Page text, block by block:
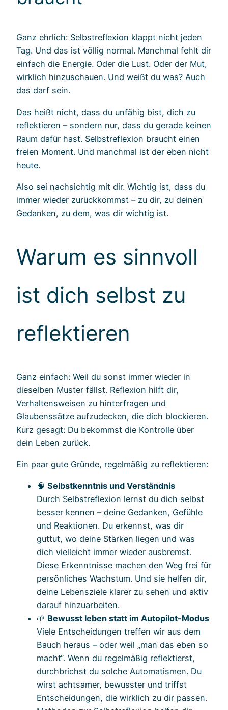
Ganz ehrlich: Selbstreflexion klappt nicht jeden
Tag. Und das ist völlig normal. Manchmal fehlt dir
einfach die Energie. Oder die Lust. Oder der Mut,
wirklich hinzuschauen. Und weißt du was? Auch
das darf sein.
Das heißt nicht, dass du unfähig bist, dich zu
reflektieren – sondern nur, dass du gerade keinen
Raum dafür hast. Selbstreflexion braucht einen
freien Moment. Und manchmal ist der eben nicht
heute.
Also sei nachsichtig mit dir. Wichtig ist, dass du
immer wieder zurückkommst – zu dir, zu deinen
Gedanken, zu dem, was dir wichtig ist.
Warum es sinnvoll
ist dich selbst zu
reflektieren
Ganz einfach: Weil du sonst immer wieder in
dieselben Muster fällst. Reflexion hilft dir,
Verhaltensweisen zu hinterfragen und
Glaubenssätze aufzudecken, die dich blockieren.
Kurz gesagt: Du bekommst die Kontrolle über
dein Leben zurück.
Ein paar gute Gründe, regelmäßig zu reflektieren:
🧠 Selbstkenntnis und Verständnis
Durch Selbstreflexion lernst du dich selbst
besser kennen – deine Gedanken, Gefühle
und Reaktionen. Du erkennst, was dir
guttut, wo deine Stärken liegen und was
dich vielleicht immer wieder ausbremst.
Diese Erkenntnisse machen den Weg frei für
persönliches Wachstum. Und sie helfen dir,
deine Lebensziele klarer zu sehen und aktiv
darauf hinzuarbeiten.
🌱 Bewusst leben statt im Autopilot-Modus
Viele Entscheidungen treffen wir aus dem
Bauch heraus – oder weil „man das eben so
macht“. Wenn du regelmäßig reflektierst,
durchbrichst du solche Automatismen. Du
wirst achtsamer, bewusster und triffst
Entscheidungen, die wirklich zu dir passen.